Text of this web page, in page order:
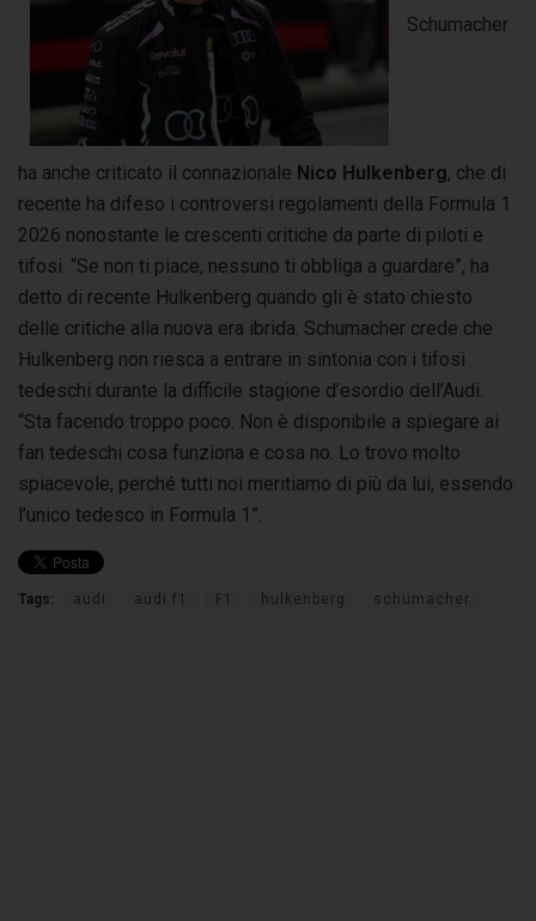
Schumacher
ha anche criticato il connazionale Nico Hulkenberg, che di
recente ha difeso i controversi regolamenti della Formula 1
2026 nonostante le crescenti critiche da parte di piloti e
tifosi. “Se non ti piace, nessuno ti obbliga a guardare”, ha
detto di recente Hulkenberg quando gli è stato chiesto
delle critiche alla nuova era ibrida. Schumacher crede che
Hulkenberg non riesca a entrare in sintonia con i tifosi
tedeschi durante la difficile stagione d’esordio dell’Audi.
“Sta facendo troppo poco. Non è disponibile a spiegare ai
fan tedeschi cosa funziona e cosa no. Lo trovo molto
spiacevole, perché tutti noi meritiamo di più da lui, essendo
l’unico tedesco in Formula 1”.
Tags: audi audi f1 F1 hulkenberg schumacher